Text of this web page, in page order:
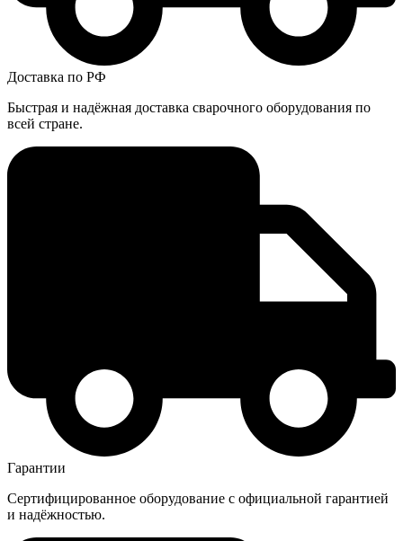
Доставка по РФ
Быстрая и надёжная доставка сварочного оборудования по
всей стране.
Гарантии
Сертифицированное оборудование с официальной гарантией
и надёжностью.